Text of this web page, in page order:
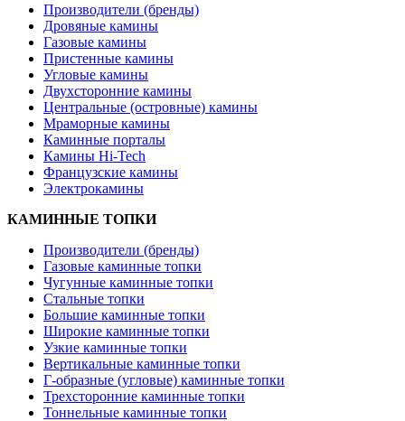
Производители (бренды)
Дровяные камины
Газовые камины
Пристенные камины
Угловые камины
Двухсторонние камины
Центральные (островные) камины
Мраморные камины
Каминные порталы
Камины Hi-Tech
Французские камины
Электрокамины
КАМИННЫЕ ТОПКИ
Производители (бренды)
Газовые каминные топки
Чугунные каминные топки
Стальные топки
Большие каминные топки
Широкие каминные топки
Узкие каминные топки
Вертикальные каминные топки
Г-образные (угловые) каминные топки
Трехсторонние каминные топки
Тоннельные каминные топки